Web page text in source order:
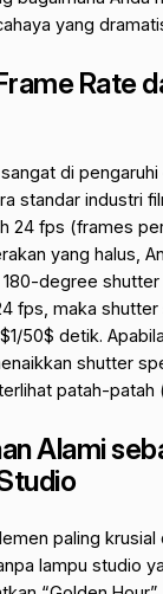
yang
Rate
di pengaruhi
standar industri
24 fps (frames
yang halus,
180-degree shutter
fps, maka shutter
50$ detik.
shutter
patah-patah
Alami
paling krusial
lampu studio